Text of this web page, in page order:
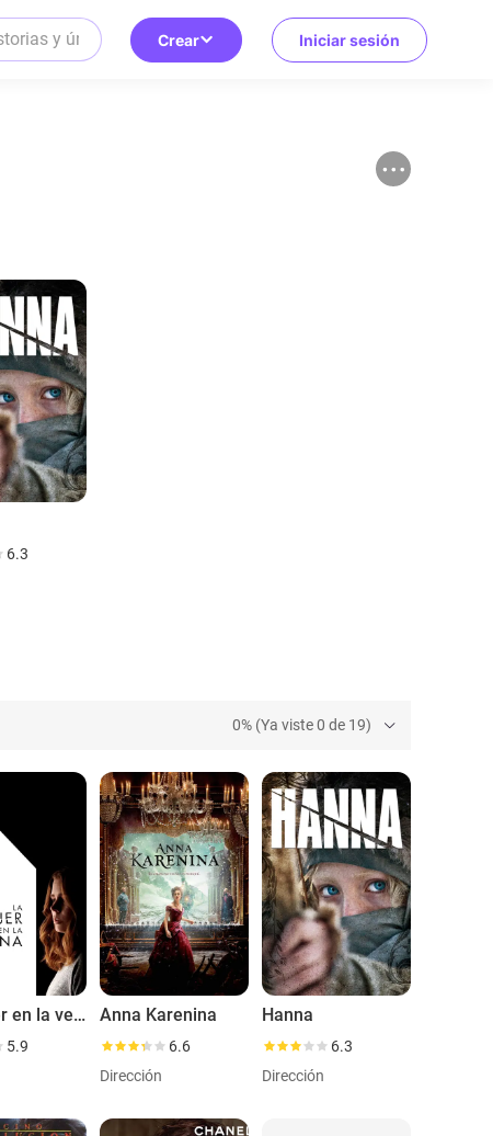
Crear Iniciar sesión
6.3
0% (Ya viste 0 de 19)
La mujer en la ventana
5.9
Anna Karenina
6.6
Dirección
Hanna
6.3
Dirección